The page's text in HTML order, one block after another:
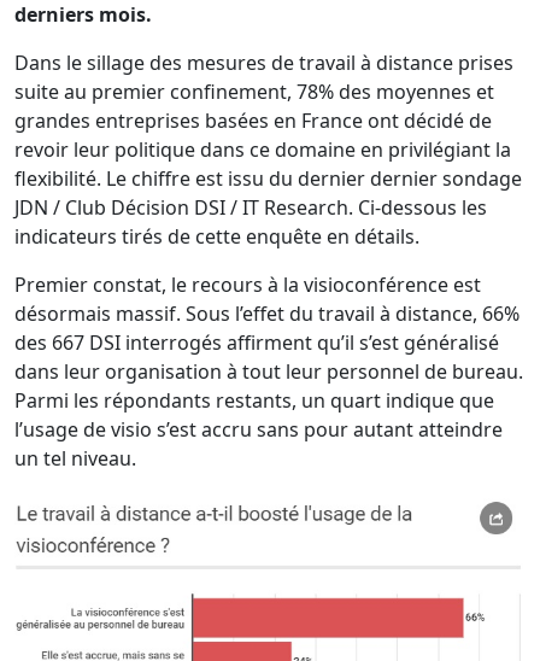
derniers mois.
Dans le sillage des mesures de travail à distance prises
suite au premier confinement, 78% des moyennes et
grandes entreprises basées en France ont décidé de
revoir leur politique dans ce domaine en privilégiant la
flexibilité. Le chiffre est issu du dernier dernier sondage
JDN / Club Décision DSI / IT Research. Ci-dessous les
indicateurs tirés de cette enquête en détails.
Premier constat, le recours à la visioconférence est
désormais massif. Sous l’effet du travail à distance, 66%
des 667 DSI interrogés affirment qu’il s’est généralisé
dans leur organisation à tout leur personnel de bureau.
Parmi les répondants restants, un quart indique que
l’usage de visio s’est accru sans pour autant atteindre
un tel niveau.